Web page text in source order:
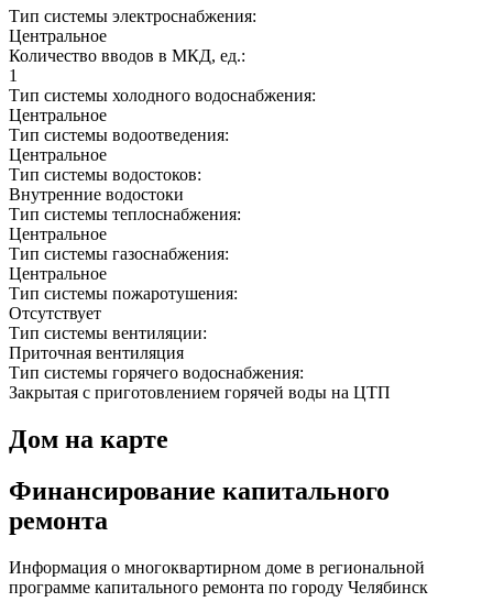
Тип системы электроснабжения:
Центральное
Количество вводов в МКД, ед.:
1
Тип системы холодного водоснабжения:
Центральное
Тип системы водоотведения:
Центральное
Тип системы водостоков:
Внутренние водостоки
Тип системы теплоснабжения:
Центральное
Тип системы газоснабжения:
Центральное
Тип системы пожаротушения:
Отсутствует
Тип системы вентиляции:
Приточная вентиляция
Тип системы горячего водоснабжения:
Закрытая с приготовлением горячей воды на ЦТП
Дом на карте
Финансирование капитального
ремонта
Информация о многоквартирном доме в региональной
программе капитального ремонта по городу Челябинск